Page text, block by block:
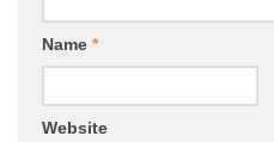
Name *
Website